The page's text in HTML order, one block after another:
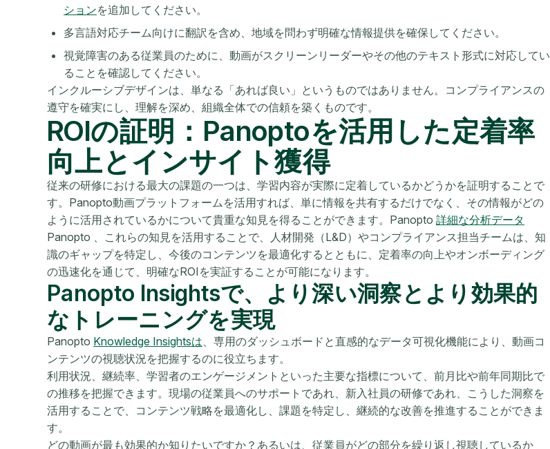
ションを追加してください。
多言語対応チーム向けに翻訳を含め、地域を問わず明確な情報提供を確保してください。
視覚障害のある従業員のために、動画がスクリーンリーダーやその他のテキスト形式に対応してい
ることを確認してください。
インクルーシブデザインは、単なる「あれば良い」というものではありません。コンプライアンスの
遵守を確実にし、理解を深め、組織全体での信頼を築くものです。
ROIの証明：Panoptoを活用した定着率
向上とインサイト獲得
従来の研修における最大の課題の一つは、学習内容が実際に定着しているかどうかを証明することで
す。Panopto動画プラットフォームを活用すれば、単に情報を共有するだけでなく、その情報がどの
ように活用されているかについて貴重な知見を得ることができます。Panopto 詳細な分析データ
Panopto 、これらの知見を活用することで、人材開発（L&D）やコンプライアンス担当チームは、知
識のギャップを特定し、今後のコンテンツを最適化するとともに、定着率の向上やオンボーディング
の迅速化を通じて、明確なROIを実証することが可能になります。
Panopto Insightsで、より深い洞察とより効果的
なトレーニングを実現
Panopto Knowledge Insightsは、専用のダッシュボードと直感的なデータ可視化機能により、動画コ
ンテンツの視聴状況を把握するのに役立ちます。
利用状況、継続率、学習者のエンゲージメントといった主要な指標について、前月比や前年同期比で
の推移を把握できます。現場の従業員へのサポートであれ、新入社員の研修であれ、こうした洞察を
活用することで、コンテンツ戦略を最適化し、課題を特定し、継続的な改善を推進することができま
す。
どの動画が最も効果的か知りたいですか？あるいは、従業員がどの部分を繰り返し視聴しているか